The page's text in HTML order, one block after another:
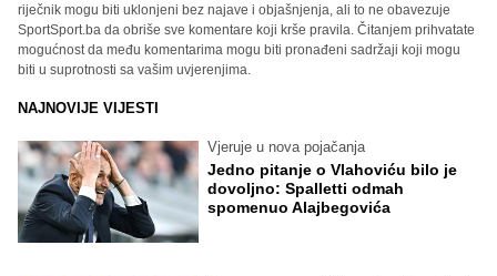
riječnik mogu biti uklonjeni bez najave i objašnjenja, ali to ne obavezuje
SportSport.ba da obriše sve komentare koji krše pravila. Čitanjem prihvatate
mogućnost da među komentarima mogu biti pronađeni sadržaji koji mogu
biti u suprotnosti sa vašim uvjerenjima.
NAJNOVIJE VIJESTI
Vjeruje u nova pojačanja
Jedno pitanje o Vlahoviću bilo je
dovoljno: Spalletti odmah
spomenuo Alajbegovića